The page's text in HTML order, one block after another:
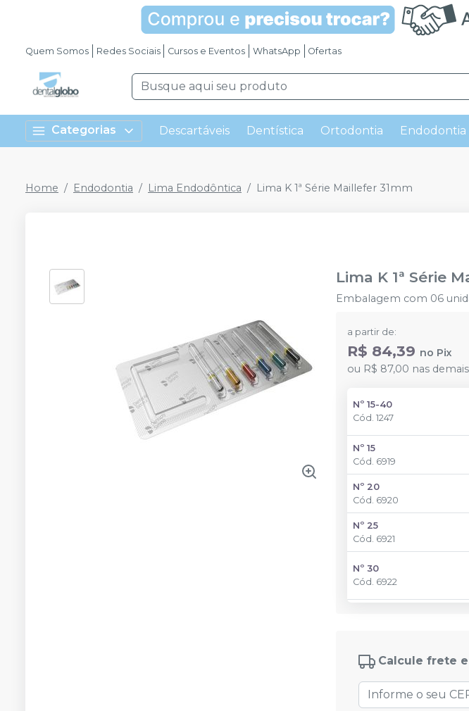
Quem Somos Redes Sociais Cursos e Eventos WhatsApp Ofertas
Categorias Descartáveis Dentística Ortodontia Endodontia
Home Endodontia Lima Endodôntica Lima K 1ª Série Maillefer 31mm
Lima K 1ª Série
Embalagem com 06
a partir de:
R$ 84,39 no Pix
ou R$ 87,00 nas
Nº 15-40
Cód.1247
Nº 15
Cód. 6919
Nº 20
Cód. 6920
Nº 25
Cód. 6921
Nº 30
Cód. 6922
Cód. 6924
Calcule frete